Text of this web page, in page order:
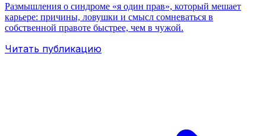
Размышления о синдроме «я один прав», который мешает
карьере: причины, ловушки и смысл сомневаться в
собственной правоте быстрее, чем в чужой.
Читать публикацию